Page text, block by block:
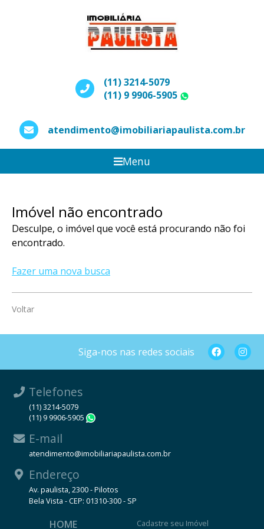
(11) 3214-5079
(11) 9 9906-5905
atendimento@imobiliariapaulista.com.br
Menu
Imóvel não encontrado
Desculpe, o imóvel que você está procurando não foi
encontrado.
Fazer uma nova busca
Voltar
Siga-nos nas redes sociais
Telefones
(11) 3214-5079
(11) 9 9906-5905
E-mail
atendimento@imobiliariapaulista.com.br
Endereço
Av. paulista, 2300 - Pilotos
Bela Vista - CEP: 01310-300 - SP
HOME Cadastre seu Imóvel